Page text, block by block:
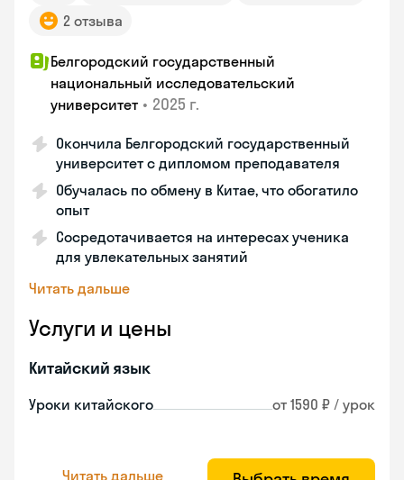
2 отзыва
Белгородский государственный
национальный исследовательский
университет • 2025 г.
Окончила Белгородский государственный
университет с дипломом преподавателя
Обучалась по обмену в Китае, что обогатило
опыт
Сосредотачивается на интересах ученика
для увлекательных занятий
Читать дальше
Услуги и цены
Китайский язык
Уроки китайского от 1590 ₽ / урок
Читать дальше